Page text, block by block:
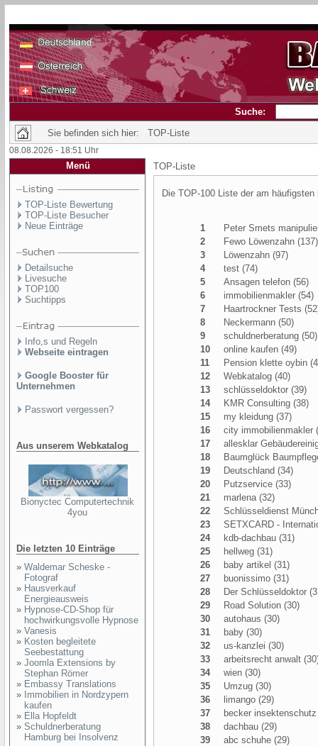
Suche:
Sie befinden sich hier: TOP-Liste
08.08.2026 - 18:51 Uhr
Menü
TOP-Liste Bewertung
TOP-Liste Besucher
Neue Einträge
Detailsuche
Livesuche
TOP100
Suchtipps
Info,s und Regeln
Webseite eintragen
Google Booster für
Unternehmen
Passwort vergessen?
Aus unserem Webkatalog
Bionyctec Computertechnik
4you
Die letzten 10 Einträge
» Waldemar Scheske -
Fotograf
» Hausverkauf
Energieausweis
» Hypnose-CD-Shop für
hochwirkungsvolle Hypnose
» Vanesis
» Kosten begleitete
Seebestattung
» Joomla Extensions by
Stephan Römer
» Embassy Translations
» Immobilien in Nordzypern
kaufen
» Ella Hopfeldt
» Schuldnerberatung
Hamburg bei Insolvenz
TOP-Liste
Die TOP-100 Liste der am
1
Peter Smets
2
Fewo Löwenzahn (137)
3
Löwenzahn (97)
4
test (74)
5
Ansagen telefon (56)
6
immobilienmakler (54)
7
Haartrockner Tests
8
Neckermann (50)
9
schuldnerberatung (50)
10
online kaufen (49)
11
Pension klette oybin
12
Webkatalog (40)
13
schlüsseldoktor (39)
14
KMR Consulting (38)
15
my kleidung (37)
16
city immobilienmakler
17
allesklar
18
Baumglück
19
Deutschland (34)
20
Putzservice (33)
21
marlena (32)
22
Schlüsseldienst
23
SETXCARD -
24
kdb-dachbau (31)
25
hellweg (31)
26
baby artikel (31)
27
buonissimo (31)
28
Der Schlüsseldoktor
29
Road Solution (30)
30
autohaus (30)
31
baby (30)
32
us-kanzlei (30)
33
arbeitsrecht anwalt
34
wien (30)
35
Umzug (30)
36
limango (29)
37
becker insektenschutz
38
dachbau (29)
39
abc schuhe (29)